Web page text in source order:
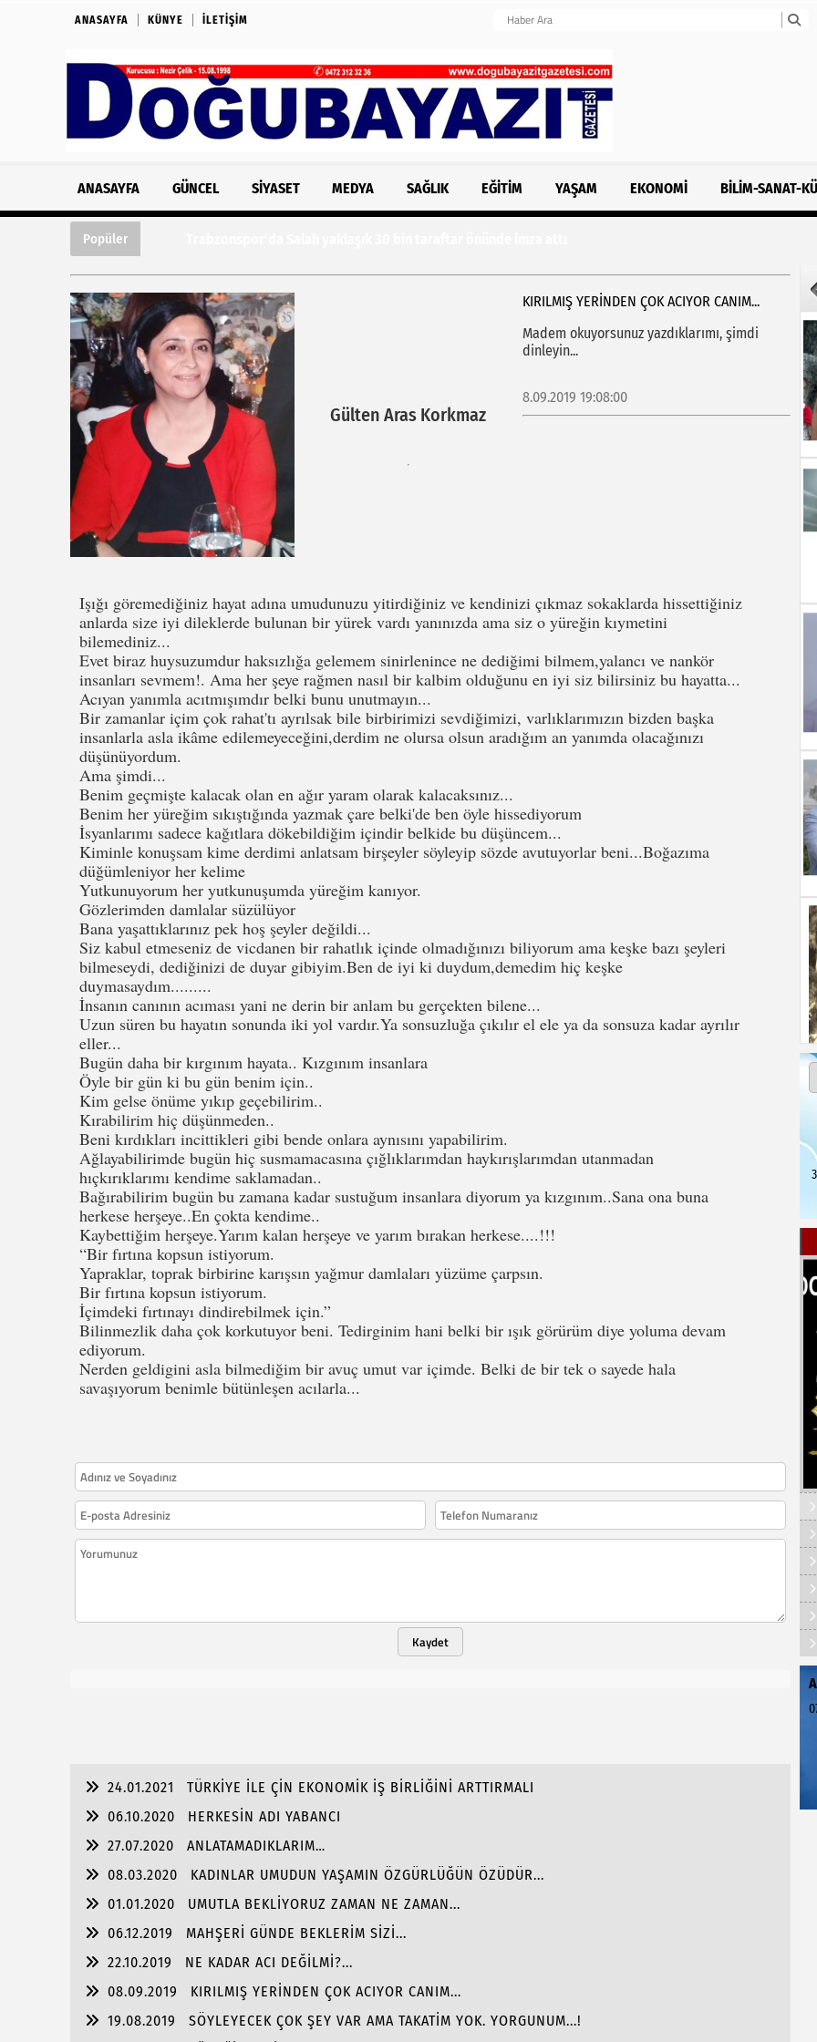
ANASAYFA KÜNYE İLETIŞIM
ANASAYFA GÜNCEL SIYASET MEDYA SAĞLIK EĞITIM YAŞAM EKONOMI BILIM-SANAT-
Popüler
Gülten Aras Korkmaz
KIRILMIŞ YERİNDEN ÇOK ACIYOR CANIM...
Madem okuyorsunuz yazdıklarımı, şimdi
dinleyin...
8.09.2019 19:08:00
Işığı göremediğiniz hayat adına umudunuzu yitirdiğiniz ve kendinizi çıkmaz sokaklarda hissettiğiniz
anlarda size iyi dileklerde bulunan bir yürek vardı yanınızda ama siz o yüreğin kıymetini
bilemediniz...
Evet biraz huysuzumdur haksızlığa gelemem sinirlenince ne dediğimi bilmem,yalancı ve nankör
insanları sevmem!. Ama her şeye rağmen nasıl bir kalbim olduğunu en iyi siz bilirsiniz bu hayatta...
Acıyan yanımla acıtmışımdır belki bunu unutmayın...
Bir zamanlar içim çok rahat'tı ayrılsak bile birbirimizi sevdiğimizi, varlıklarımızın bizden başka
insanlarla asla ikâme edilemeyeceğini,derdim ne olursa olsun aradığım an yanımda olacağınızı
düşünüyordum.
Ama şimdi...
Benim geçmişte kalacak olan en ağır yaram olarak kalacaksınız...
Benim her yüreğim sıkıştığında yazmak çare belki'de ben öyle hissediyorum
İsyanlarımı sadece kağıtlara dökebildiğim içindir belkide bu düşüncem...
Kiminle konuşsam kime derdimi anlatsam birşeyler söyleyip sözde avutuyorlar beni...Boğazıma
düğümleniyor her kelime
Yutkunuyorum her yutkunuşumda yüreğim kanıyor.
Gözlerimden damlalar süzülüyor
Bana yaşattıklarınız pek hoş şeyler değildi...
Siz kabul etmeseniz de vicdanen bir rahatlık içinde olmadığınızı biliyorum ama keşke bazı şeyleri
bilmeseydi, dediğinizi de duyar gibiyim.Ben de iyi ki duydum,demedim hiç keşke
duymasaydım.........
İnsanın canının acıması yani ne derin bir anlam bu gerçekten bilene...
Uzun süren bu hayatın sonunda iki yol vardır.Ya sonsuzluğa çıkılır el ele ya da sonsuza kadar ayrılır
eller...
Bugün daha bir kırgınım hayata.. Kızgınım insanlara
Öyle bir gün ki bu gün benim için..
Kim gelse önüme yıkıp geçebilirim..
Kırabilirim hiç düşünmeden..
Beni kırdıkları incittikleri gibi bende onlara aynısını yapabilirim.
Ağlayabilirimde bugün hiç susmamacasına çığlıklarımdan haykırışlarımdan utanmadan
hıçkırıklarımı kendime saklamadan..
Bağırabilirim bugün bu zamana kadar sustuğum insanlara diyorum ya kızgınım..Sana ona buna
herkese herşeye..En çokta kendime..
Kaybettiğim herşeye.Yarım kalan herşeye ve yarım bırakan herkese....!!!
“Bir fırtına kopsun istiyorum.
Yapraklar, toprak birbirine karışsın yağmur damlaları yüzüme çarpsın.
Bir fırtına kopsun istiyorum.
İçimdeki fırtınayı dindirebilmek için.”
Bilinmezlik daha çok korkutuyor beni. Tedirginim hani belki bir ışık görürüm diye yoluma devam
ediyorum.
Nerden geldigini asla bilmediğim bir avuç umut var içimde. Belki de bir tek o sayede hala
savaşıyorum benimle bütünleşen acılarla...
Kaydet
24.01.2021
TÜRKİYE İLE ÇİN EKONOMİK İŞ BİRLİĞİNİ ARTTIRMALI
06.10.2020
HERKESİN ADI YABANCI
27.07.2020
ANLATAMADIKLARIM…
08.03.2020
KADINLAR UMUDUN YAŞAMIN ÖZGÜRLÜĞÜN ÖZÜDÜR...
01.01.2020
UMUTLA BEKLİYORUZ ZAMAN NE ZAMAN...
06.12.2019
MAHŞERİ GÜNDE BEKLERİM SİZİ...
22.10.2019
NE KADAR ACI DEĞİLMİ?...
08.09.2019
KIRILMIŞ YERİNDEN ÇOK ACIYOR CANIM...
19.08.2019
SÖYLEYECEK ÇOK ŞEY VAR AMA TAKATİM YOK. YORGUNUM...!